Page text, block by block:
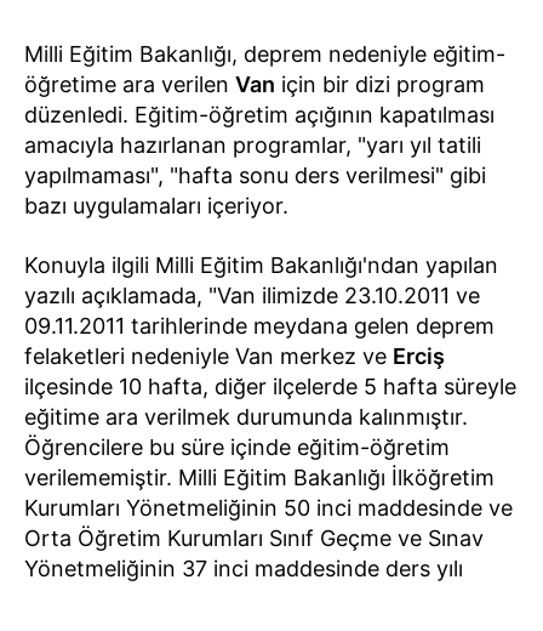
Milli Eğitim Bakanlığı, deprem nedeniyle eğitim-
öğretime ara verilen Van için bir dizi program
düzenledi. Eğitim-öğretim açığının kapatılması
amacıyla hazırlanan programlar, "yarı yıl tatili
yapılmaması", "hafta sonu ders verilmesi" gibi
bazı uygulamaları içeriyor.
Konuyla ilgili Milli Eğitim Bakanlığı'ndan yapılan
yazılı açıklamada, "Van ilimizde 23.10.2011 ve
09.11.2011 tarihlerinde meydana gelen deprem
felaketleri nedeniyle Van merkez ve Erciş
ilçesinde 10 hafta, diğer ilçelerde 5 hafta süreyle
eğitime ara verilmek durumunda kalınmıştır.
Öğrencilere bu süre içinde eğitim-öğretim
verilememiştir. Milli Eğitim Bakanlığı İlköğretim
Kurumları Yönetmeliğinin 50 inci maddesinde ve
Orta Öğretim Kurumları Sınıf Geçme ve Sınav
Yönetmeliğinin 37 inci maddesinde ders yılı